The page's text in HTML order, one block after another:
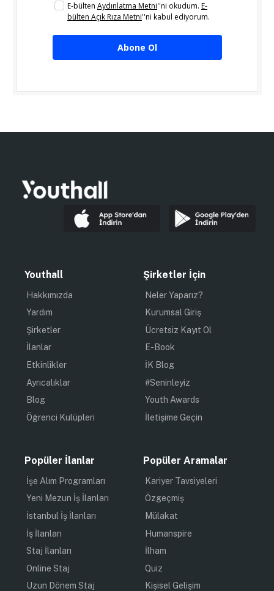
E-bülten Aydınlatma Metni''ni okudum. E-
bülten Açık Rıza Metni''ni kabul ediyorum.
Abone Ol
Youthall
Hakkımızda
Yardım
Şirketler
İlanlar
Etkinlikler
Ayrıcalıklar
Blog
Öğrenci Kulüpleri
Şirketler İçin
Neler Yaparız?
Kurumsal Giriş
Ücretsiz Kayıt Ol
E-Book
İK Blog
#Seninleyiz
Youth Awards
İletişime Geçin
Popüler İlanlar
İşe Alım Programları
Yeni Mezun İş İlanları
İstanbul İş İlanları
İş İlanları
Staj İlanları
Online Staj
Uzun Dönem Staj
Popüler Aramalar
Kariyer Tavsiyeleri
Özgeçmiş
Mülakat
Humanspire
İlham
Quiz
Kişisel Gelişim